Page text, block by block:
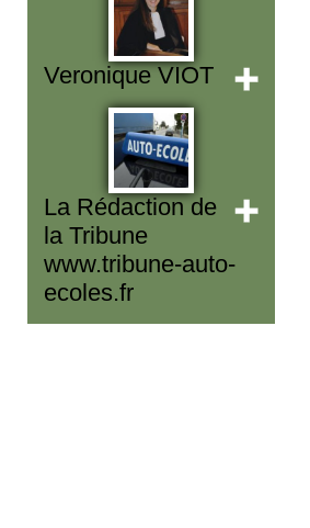
Veronique VIOT
La Rédaction de
la Tribune
www.tribune-auto-
ecoles.fr